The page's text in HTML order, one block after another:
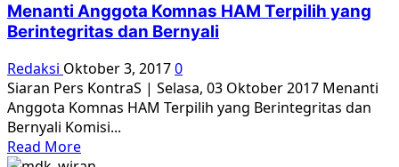
untuk
Komnas
Menanti Anggota Komnas HAM Terpilih yang
Berintegritas dan Bernyali
Redaksi Oktober 3, 20170
Siaran Pers KontraS | Selasa, 03 Oktober 2017 Menanti
Anggota Komnas HAM Terpilih yang Berintegritas dan
Bernyali Komisi...
Read MoreRead